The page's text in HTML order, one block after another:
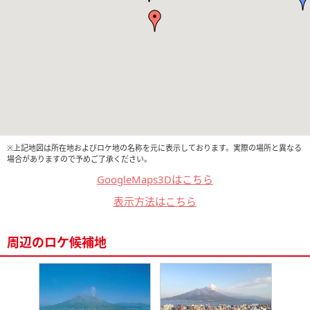
※上記地図は所在地およびロケ地の名称を元に表示しております。実際の場所と異なる
場合がありますので予めご了承ください。
GoogleMaps3Dはこちら
表示方法はこちら
周辺のロケ候補地